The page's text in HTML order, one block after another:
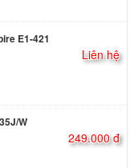
E1-421
Liên hệ
W
249.000 đ